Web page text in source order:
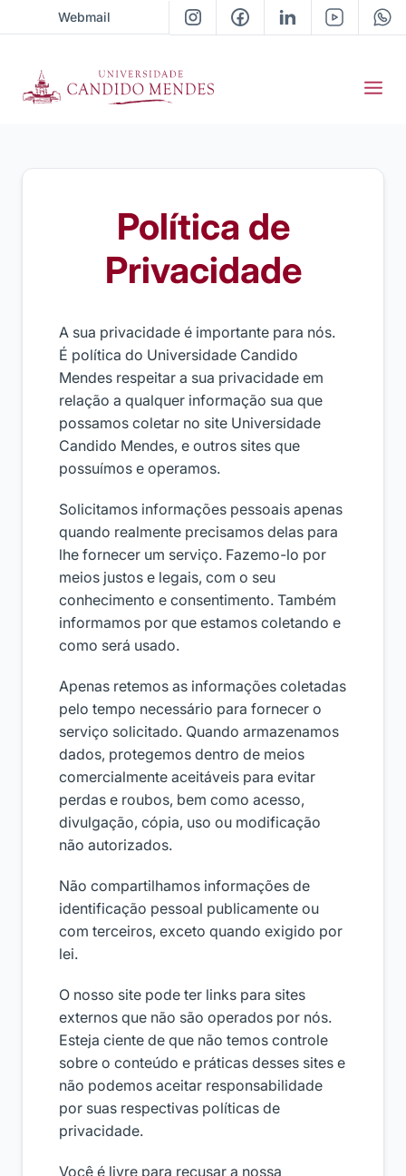
Webmail
Política de
Privacidade
A sua privacidade é importante para nós.
É política do Universidade Candido
Mendes respeitar a sua privacidade em
relação a qualquer informação sua que
possamos coletar no site Universidade
Candido Mendes, e outros sites que
possuímos e operamos.
Solicitamos informações pessoais apenas
quando realmente precisamos delas para
lhe fornecer um serviço. Fazemo-lo por
meios justos e legais, com o seu
conhecimento e consentimento. Também
informamos por que estamos coletando e
como será usado.
Apenas retemos as informações coletadas
pelo tempo necessário para fornecer o
serviço solicitado. Quando armazenamos
dados, protegemos dentro de meios
comercialmente aceitáveis ​​para evitar
perdas e roubos, bem como acesso,
divulgação, cópia, uso ou modificação
não autorizados.
Não compartilhamos informações de
identificação pessoal publicamente ou
com terceiros, exceto quando exigido por
lei.
O nosso site pode ter links para sites
externos que não são operados por nós.
Esteja ciente de que não temos controle
sobre o conteúdo e práticas desses sites e
não podemos aceitar responsabilidade
por suas respectivas políticas de
privacidade.
Você é livre para recusar a nossa